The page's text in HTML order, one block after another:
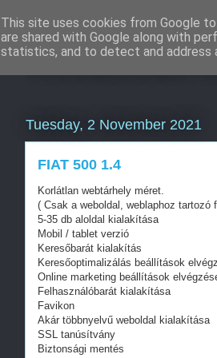
Webáruház
Tuesday, 2 November 2021
FIAT 500 1.4
Korlátlan webtárhely méret.
( Csak a weboldal, weblaphoz tartozó
5-35 db aloldal kialakítása
Mobil / tablet verzió
Keresőbarát kialakítás
Keresőoptimalizálás beállítások
Online marketing beállítások
Felhasználóbarát kialakítása
Favikon
Akár többnyelvű weboldal kialakítása
SSL tanúsítvány
Biztonsági mentés
This site uses cookies from Google
are shared with Google along with
statistics, and to detect and address